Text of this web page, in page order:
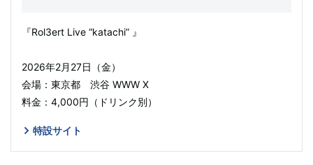
『Rol3ert Live “katachi” 』
2026年2月27日（金）
会場：東京都 渋谷 WWW X
料金：4,000円（ドリンク別）
特設サイト